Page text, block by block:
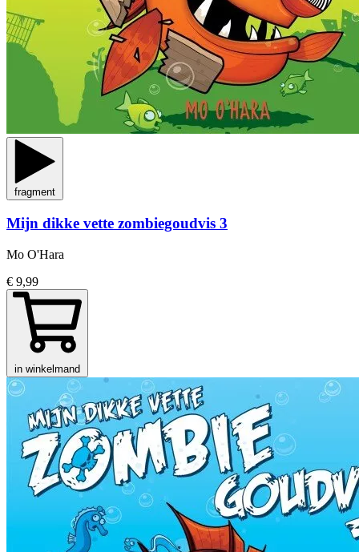
fragment
Mijn dikke vette zombiegoudvis 3
Mo O'Hara
€ 9,99
in winkelmand